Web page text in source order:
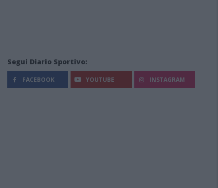
Segui Diario Sportivo:
FACEBOOK YOUTUBE INSTAGRAM